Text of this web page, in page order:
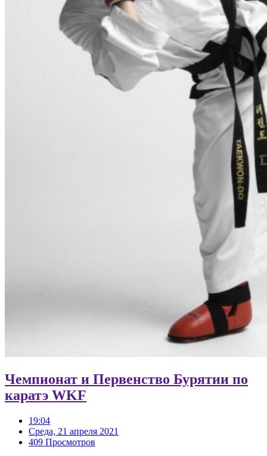
Чемпионат и Первенство Бурятии по
каратэ WKF
19:04
Среда, 21 апреля 2021
409 Просмотров